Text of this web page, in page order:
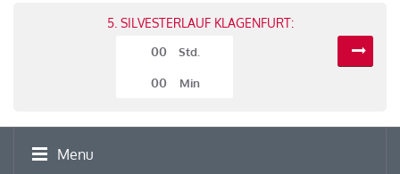
5. SILVESTERLAUF KLAGENFURT:
00
Std.
00 Min
Menu